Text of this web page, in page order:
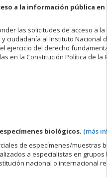
a la información pública
las solicitudes de acceso a
ciudadanía al Instituto Nacional
ejercicio del derecho
en la Constitución Política de la
biológicos. (más
de especímenes/muestras
a especialistas en grupos
nacional o internacional